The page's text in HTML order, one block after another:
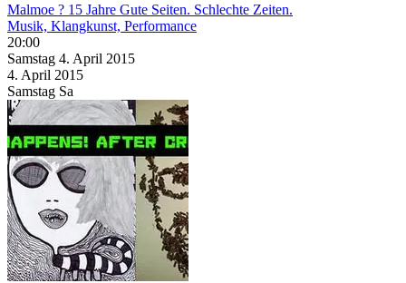
Malmoe ? 15 Jahre Gute Seiten. Schlechte Zeiten.
Musik, Klangkunst, Performance
20:00
Samstag 4. April 2015
4. April 2015
Samstag Sa